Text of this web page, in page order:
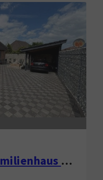
Gepflegtes Einfamilienhaus in Soest-Ampen zu verkaufen!